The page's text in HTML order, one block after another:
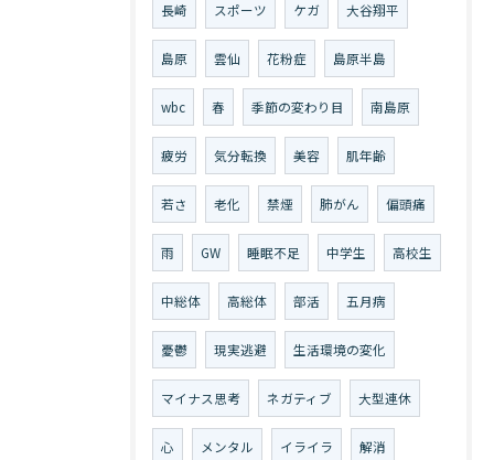
長崎 スポーツ ケガ 大谷翔平
島原 雲仙 花粉症 島原半島
wbc 春 季節の変わり目 南島原
疲労 気分転換 美容 肌年齢
若さ 老化 禁煙 肺がん 偏頭痛
雨 GW 睡眠不足 中学生 高校生
中総体 高総体 部活 五月病
憂鬱 現実逃避 生活環境の変化
マイナス思考 ネガティブ 大型連休
心 メンタル イライラ 解消